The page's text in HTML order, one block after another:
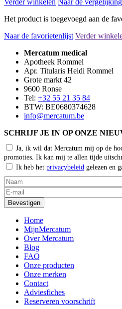
Verder winkelen Naar de
Het product is toegevoegd aan de
Naar de favorietenlijst Verder
Mercatum medical
Apotheek Rommel
Apr. Titularis Heidi Rommel
Grote markt 42
9600 Ronse
Tel: +32 55 21 35 84
BTW: BE0680374628
info@mercatum.be
SCHRIJF JE IN OP ONZE
Ja, ik wil dat Mercatum mij op de
promoties. Ik kan mij te allen tijde
Ik heb het privacybeleid gelezen en
Home
MijnMercatum
Over Mercatum
Blog
FAQ
Onze producten
Onze merken
Contact
Adviesfiches
Reserveren voorschrift